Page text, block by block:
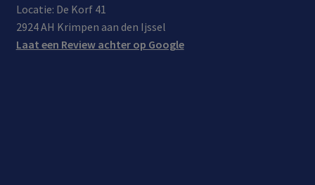
Locatie: De Korf 41
2924 AH Krimpen aan den Ijssel
Laat een Review achter op Google